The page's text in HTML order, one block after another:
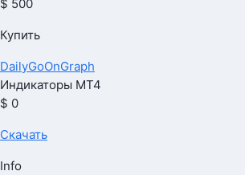
$ 500
Купить
DailyGoOnGraph
Индикаторы МТ4
$ 0
Скачать
Info